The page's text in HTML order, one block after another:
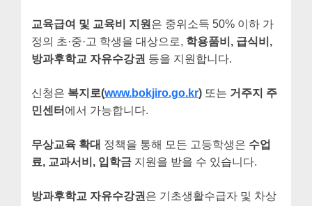
교육급여 및 교육비 지원 은 중위소득 50% 이하 가
정의 초·중·고 학생을 대상으로, 학용품비, 급식비,
방과후학교 자유수강권 등을 지원합니다.
신청은 복지로(www.bokjiro.go.kr) 또는 거주지 주
민센터 에서 가능합니다.
무상교육 확대 정책을 통해 모든 고등학생은 수업
료, 교과서비, 입학금 지원을 받을 수 있습니다.
방과후학교 자유수강권 은 기초생활수급자 및 차상